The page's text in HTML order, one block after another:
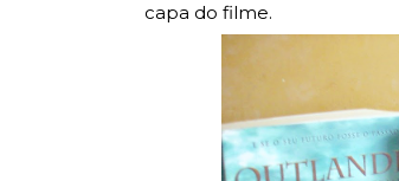
capa do filme.